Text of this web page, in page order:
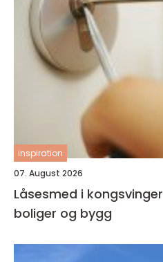
inspiration
07. August 2026
Låsesmed i kongsvinger trygg sikring av
boliger og bygg